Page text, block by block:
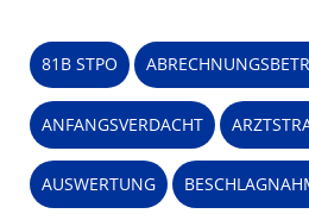
81B STPO
ANFANGSVERDACHT
AUSWERTUNG